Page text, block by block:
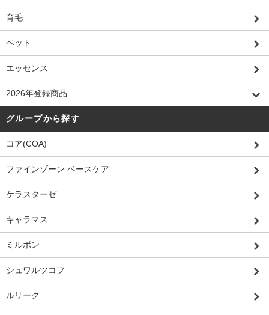
育毛
ペット
エッセンス
2026年登録商品
グループから探す
コア(COA)
ファインゾーン ベースケア
ケラスターゼ
キャラマス
ミルボン
シュワルツコフ
ルリーク